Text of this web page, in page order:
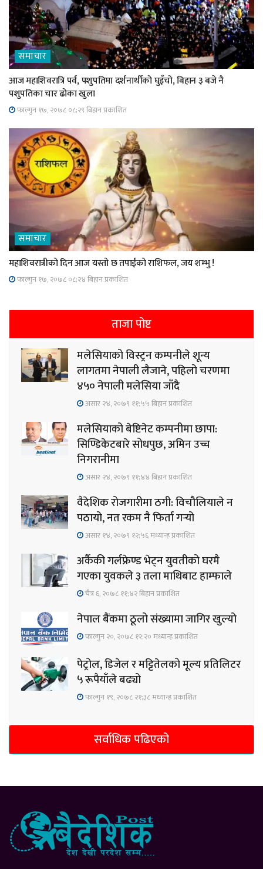
समाचार
आज महाशिवरात्रि पर्व, पशुपतिमा दर्शनार्थीको घुइँचो, बिहान ३ बजे नै
पशुपतिका चार ढोका खुला
फाल्गुन १७, २०७८ ०८;२९ बिहान प्रकाशित
समाचार
महाशिवरात्रीको दिन आज यस्तो छ तपाईंको राशिफल, जय शम्भु !
फाल्गुन १७, २०७८ ०८;२४ बिहान प्रकाशित
ताजा पोष्ट
मलेसियाको विस्ट्रन कम्पनीले शून्य
लागतमा नेपाली लैजाने, पहिलो चरणमा
४५० नेपाली मलेसिया जाँदै
असार २४, २०७९ ११;५५ बिहान प्रकाशित
मलेसियाको बेष्टिनेट कम्पनीमा छापा:
सिण्डिकेटबारे सोधपुछ, अमिन उच्च
निगरानीमा
असार २४, २०७९ ११;४४ बिहान प्रकाशित
वैदेशिक रोजगारीमा ठगी: विचौलियाले न
पठायो, नत रकम नै फिर्ता गर्‍यो
असार १४, २०७९ १२;५६ मध्यान्ह प्रकाशित
अर्कैकी गर्लफ्रेण्ड भेट्न युवतीको घरमै
गएका युवकले ३ तला माथिबाट हाम्फाले
चैत्र ६, २०७८ ११;४२ बिहान प्रकाशित
नेपाल बैंकमा ठूलो संख्यामा जागिर खुल्यो
फाल्गुन २०, २०७८ १२;२० मध्यान्ह प्रकाशित
पेट्रोल, डिजेल र मट्टितेलको मूल्य प्रतिलिटर
५ रूपैयाँले बढ्यो
फाल्गुन १९, २०७८ २१;३८ मध्यान्ह प्रकाशित
सर्वाधिक पढिएको